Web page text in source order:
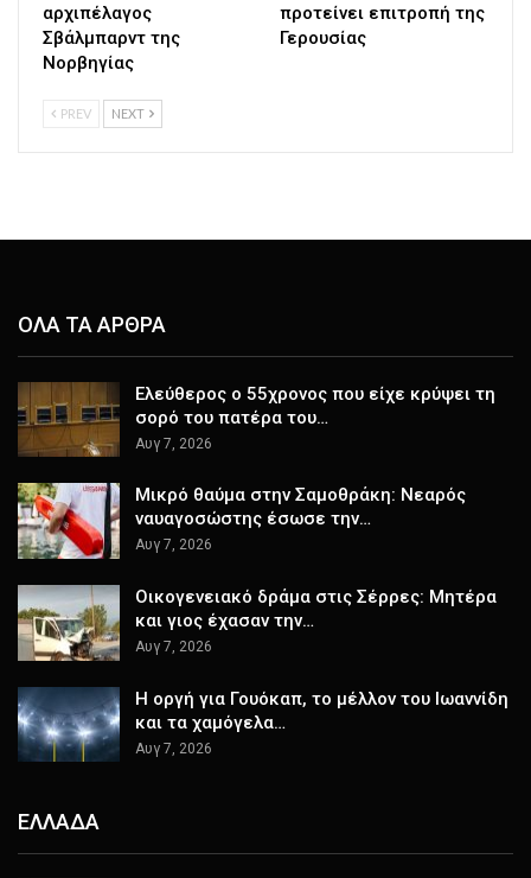
αρχιπέλαγος
Σβάλμπαρντ της
Νορβηγίας
προτείνει επιτροπή της
Γερουσίας
PREV NEXT
ΟΛΑ ΤΑ ΑΡΘΡΑ
Ελεύθερος ο 55χρονος που είχε κρύψει τη
σορό του πατέρα του…
Αυγ 7, 2026
Μικρό θαύμα στην Σαμοθράκη: Νεαρός
ναυαγοσώστης έσωσε την…
Αυγ 7, 2026
Οικογενειακό δράμα στις Σέρρες: Μητέρα
και γιος έχασαν την…
Αυγ 7, 2026
Η οργή για Γουόκαπ, το μέλλον του Ιωαννίδη
και τα χαμόγελα…
Αυγ 7, 2026
ΕΛΛΑΔΑ